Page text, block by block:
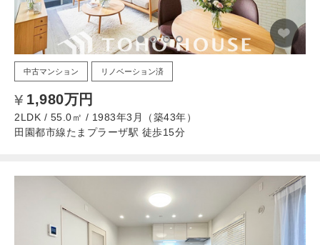
中古マンション リノベーション済
1,980万円
2LDK / 55.0㎡ / 1983年3月（築43年）
田園都市線たまプラーザ駅 徒歩15分